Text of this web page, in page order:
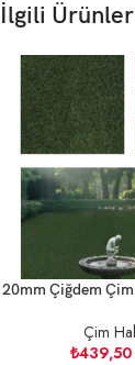
İlgili Ürünler
20mm Çiğdem
Çim
₺439,50